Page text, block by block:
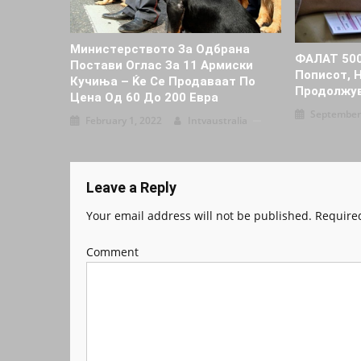
Министерството За Одбрана
Постави Оглас За 11 Армиски
Кучиња – Ќе Се Продаваат По
Цена Од 60 До 200 Евра
ФАЛАТ
Пописот,
Leave a Reply
Your email address will not be published.
Comment